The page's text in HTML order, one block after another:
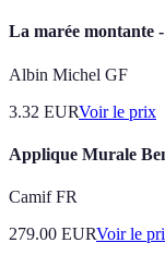
La marée montante
Albin Michel GF
3.32 EURVoir le prix
Applique Murale
Camif FR
279.00 EURVoir le